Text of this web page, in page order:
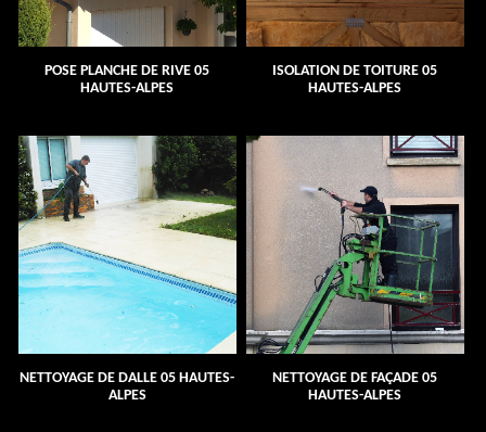
POSE PLANCHE DE RIVE 05
HAUTES-ALPES
ISOLATION DE TOITURE 05
HAUTES-ALPES
NETTOYAGE DE DALLE 05 HAUTES-
ALPES
NETTOYAGE DE FAÇADE 05
HAUTES-ALPES